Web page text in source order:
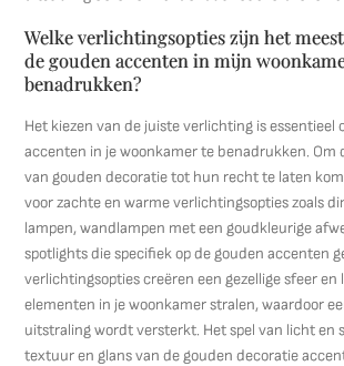
Welke verlichtingsopties zijn het
de gouden accenten in mijn
benadrukken?
Het kiezen van de juiste verlichting is essentieel
accenten in je woonkamer te benadrukken. Om
van gouden decoratie tot hun recht te laten
voor zachte en warme verlichtingsopties zoals
lampen, wandlampen met een goudkleurige
spotlights die specifiek op de gouden accenten
verlichtingsopties creëren een gezellige sfeer en
elementen in je woonkamer stralen, waardoor
uitstraling wordt versterkt. Het spel van licht en
textuur en glans van de gouden decoratie